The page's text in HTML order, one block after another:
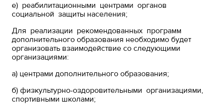
е) реабилитационными центрами органов
социальной защиты населения;
Для реализации рекомендованных программ
дополнительного образования необходимо будет
организовать взаимодействие со следующими
организациями:
а) центрами дополнительного образования;
б) физкультурно-оздоровительными организациями,
спортивными школами;